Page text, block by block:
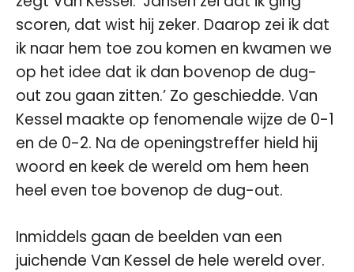
scoren, dat wist hij zeker. Daarop zei ik dat
ik naar hem toe zou komen en kwamen we
op het idee dat ik dan bovenop de dug-
out zou gaan zitten.’ Zo geschiedde. Van
Kessel maakte op fenomenale wijze de 0-1
en de 0-2. Na de openingstreffer hield hij
woord en keek de wereld om hem heen
heel even toe bovenop de dug-out.
Inmiddels gaan de beelden van een
juichende Van Kessel de hele wereld over.